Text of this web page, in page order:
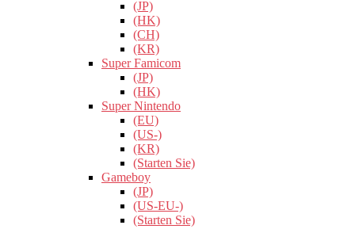
(JP)
(HK)
(CH)
(KR)
Super Famicom
(JP)
(HK)
Super Nintendo
(EU)
(US-)
(KR)
(Starten Sie)
Gameboy
(JP)
(US-EU-)
(Starten Sie)